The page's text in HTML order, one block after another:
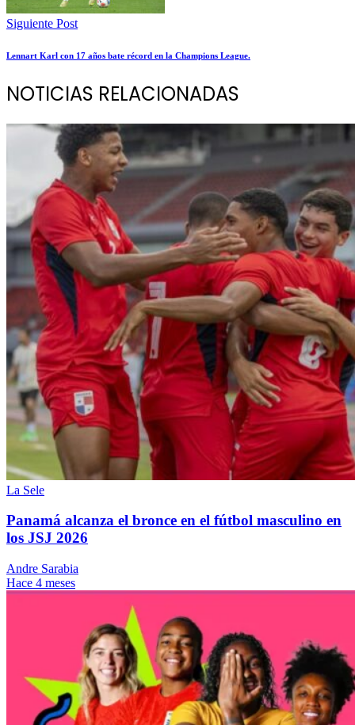
Siguiente Post
Lennart Karl con 17 años bate récord en la Champions League.
NOTICIAS RELACIONADAS
La Sele
Panamá alcanza el bronce en el fútbol masculino en
los JSJ 2026
Andre Sarabia
Hace 4 meses